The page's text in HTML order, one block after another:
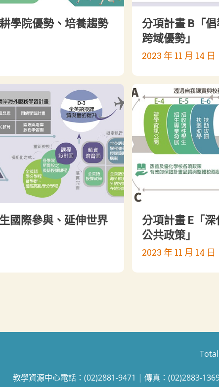
學院優勢、培養趨勢
分項計畫 B「
跨域優勢」
2023 年 11 月 14 日
國際參與、延伸世界
分項計畫 E「
公共政策」
2023 年 11 月 14 日
教學資源中心電話：(02)2881-9471 | 傳真：(02)2883-